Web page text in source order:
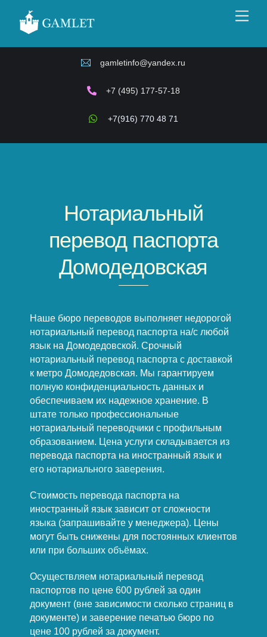
content
gamletinfo@yandex.ru
+7 (495) 177-57-18
+7(916) 770 48 71
Нотариальный
перевод паспорта
Домодедовская
Наше бюро переводов выполняет недорогой
нотариальный перевод паспорта на/с любой
язык на Домодедовской. Срочный
нотариальный перевод паспорта с доставкой
к метро Домодедовская. Мы гарантируем
полную конфиденциальность данных и
обеспечиваем их надежное хранение. В
штате только профессиональные
нотариальный переводчики с профильным
образованием. Цена услуги складывается из
перевода паспорта на иностранный язык и
его нотариального заверения.
Стоимость перевода паспорта на
иностранный язык зависит от сложности
языка (запрашивайте у менеджера). Цены
могут быть снижены для постоянных клиентов
или при больших объёмах.
Осуществляем нотариальный перевод
паспортов по цене 600 рублей за один
документ (вне зависимости сколько страниц в
документе) и заверение печатью бюро по
цене 100 рублей за документ.